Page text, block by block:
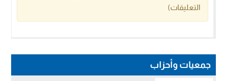
التعليقات)
جمعيات وأحزاب